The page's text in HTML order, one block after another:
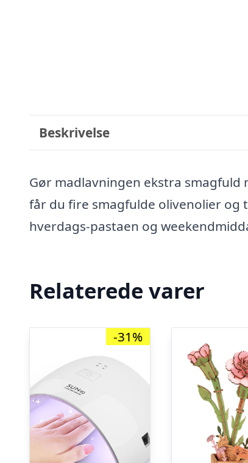
Beskrivelse
Gør madlavningen ekstra
får du fire smagfulde olivenolier
hverdags-pastaen og
Relaterede varer
-31%